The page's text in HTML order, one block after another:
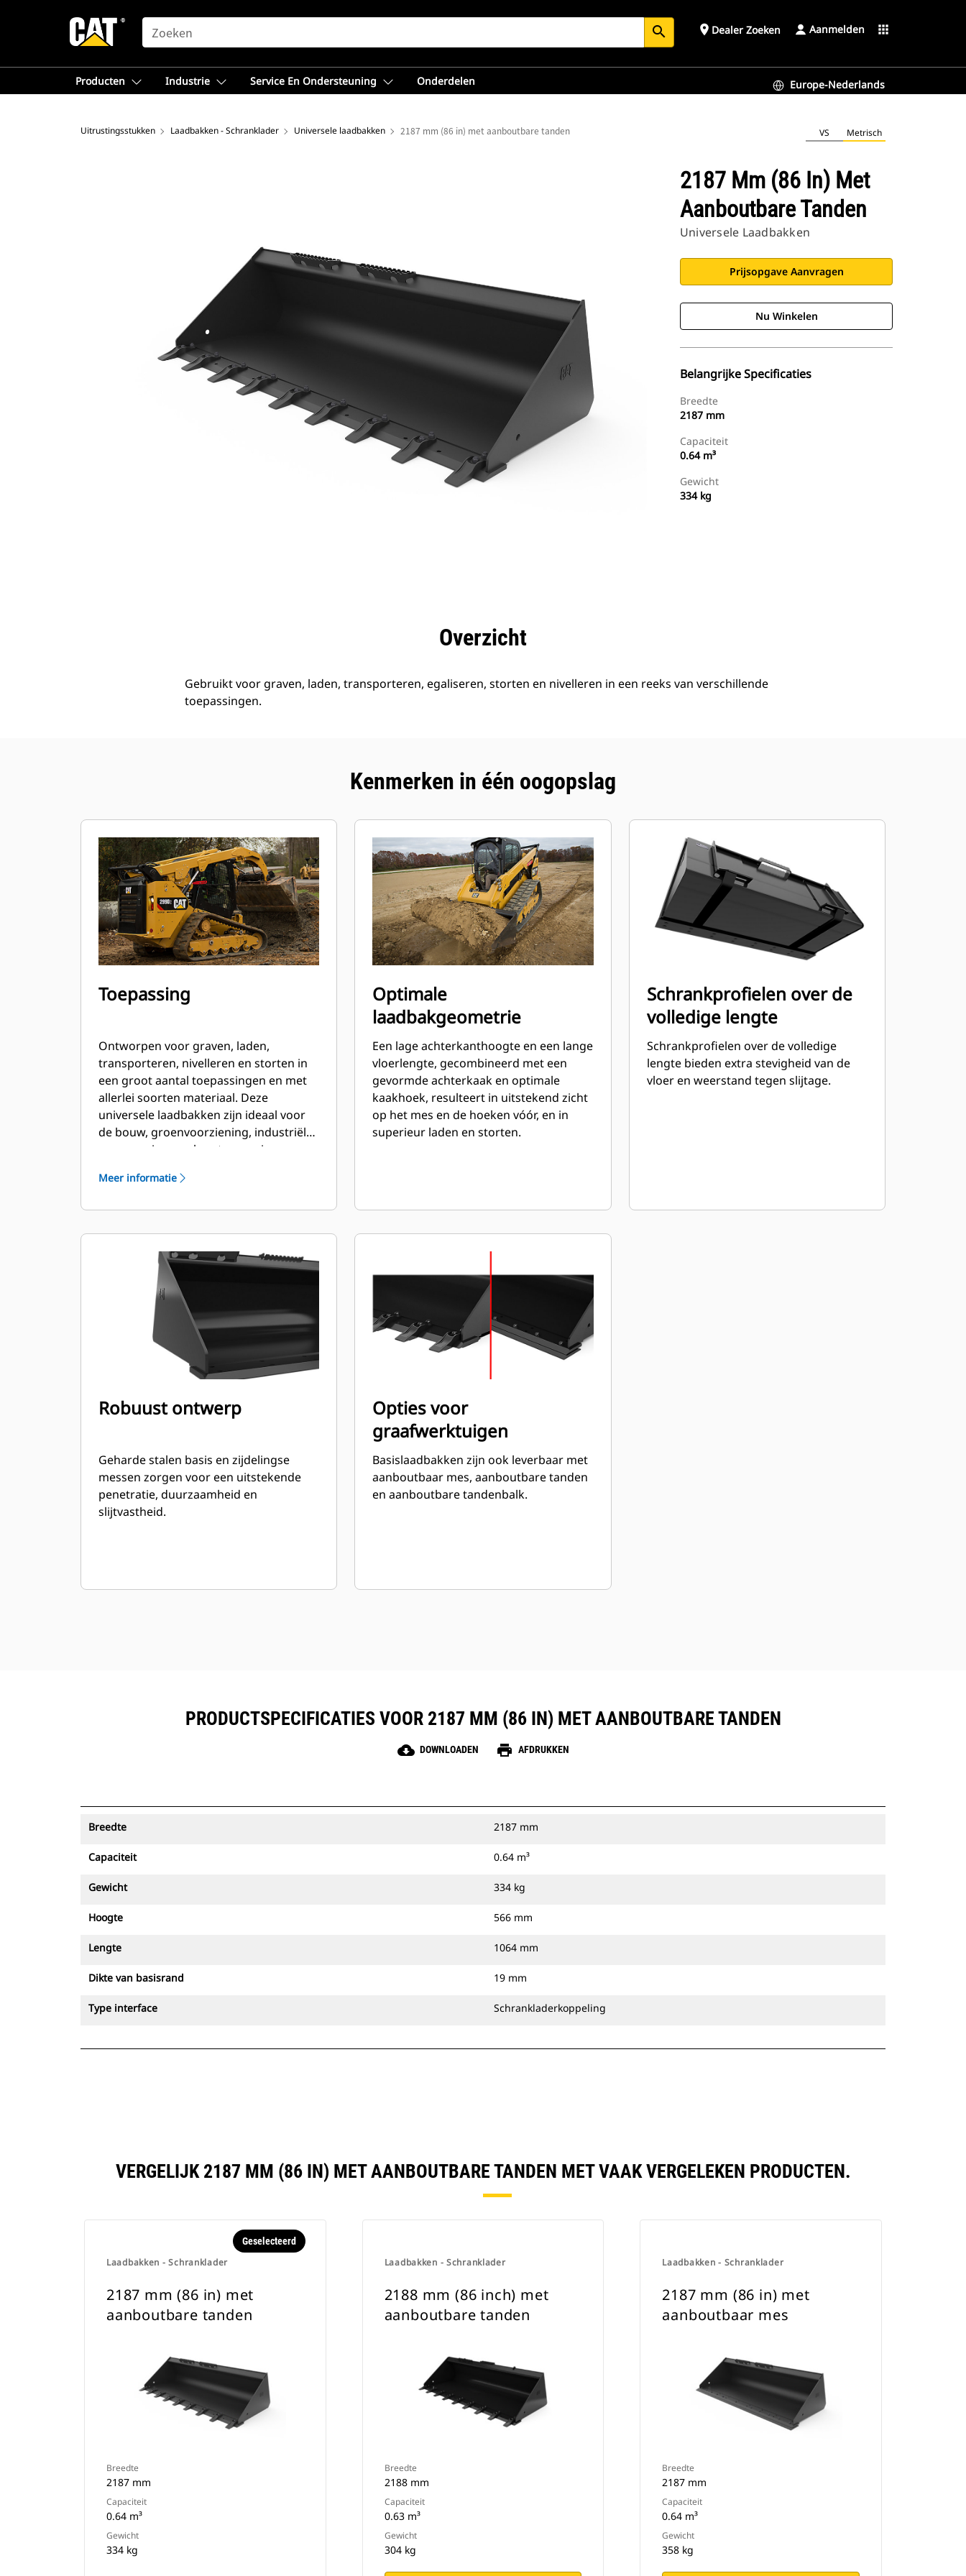
SEARCH search place Dealer Zoeken Aanmelden apps
Producten Industrie Service En Ondersteuning Onderdelen Europe-Nederlands
Uitrustingsstukken Laadbakken - Schranklader Universele laadbakken 2187 mm (86 in) met aanboutbare tanden VS Metrisch
2187 Mm (86 In) Met
Aanboutbare Tanden
Universele Laadbakken
Prijsopgave Aanvragen
Nu Winkelen
Belangrijke Specificaties
Breedte
2187 mm
Capaciteit
0.64 m³
Gewicht
334 kg
Overzicht
Gebruikt voor graven, laden, transporteren, egaliseren, storten en nivelleren in een reeks van verschillende
toepassingen.
Kenmerken in één oogopslag
Toepassing
Ontworpen voor graven, laden,
transporteren, nivelleren en storten in
een groot aantal toepassingen en met
allerlei soorten materiaal. Deze
universele laadbakken zijn ideaal voor
de bouw, groenvoorziening, industriële
en agressievere slooptoepassingen.
Meer informatie
Optimale
laadbakgeometrie
Een lage achterkanthoogte en een lange
vloerlengte, gecombineerd met een
gevormde achterkaak en optimale
kaakhoek, resulteert in uitstekend zicht
op het mes en de hoeken vóór, en in
superieur laden en storten.
Schrankprofielen over de
volledige lengte
Schrankprofielen over de volledige
lengte bieden extra stevigheid van de
vloer en weerstand tegen slijtage.
Robuust ontwerp
Geharde stalen basis en zijdelingse
messen zorgen voor een uitstekende
penetratie, duurzaamheid en
slijtvastheid.
Opties voor
graafwerktuigen
Basislaadbakken zijn ook leverbaar met
aanboutbaar mes, aanboutbare tanden
en aanboutbare tandenbalk.
PRODUCTSPECIFICATIES VOOR 2187 MM (86 IN) MET AANBOUTBARE TANDEN
cloud_download DOWNLOADEN print AFDRUKKEN
Breedte 2187 mm
Capaciteit 0.64 m³
Gewicht 334 kg
Hoogte 566 mm
Lengte 1064 mm
Dikte van basisrand 19 mm
Type interface Schrankladerkoppeling
VERGELIJK 2187 MM (86 IN) MET AANBOUTBARE TANDEN MET VAAK VERGELEKEN PRODUCTEN.
Laadbakken - Schranklader
Geselecteerd
2187 mm (86 in) met
aanboutbare tanden
Breedte
2187 mm
Capaciteit
0.64 m³
Gewicht
334 kg
Laadbakken - Schranklader
2188 mm (86 inch) met
aanboutbare tanden
Breedte
2188 mm
Capaciteit
0.63 m³
Gewicht
304 kg
Laadbakken - Schranklader
2187 mm (86 in) met
aanboutbaar mes
Breedte
2187 mm
Capaciteit
0.64 m³
Gewicht
358 kg